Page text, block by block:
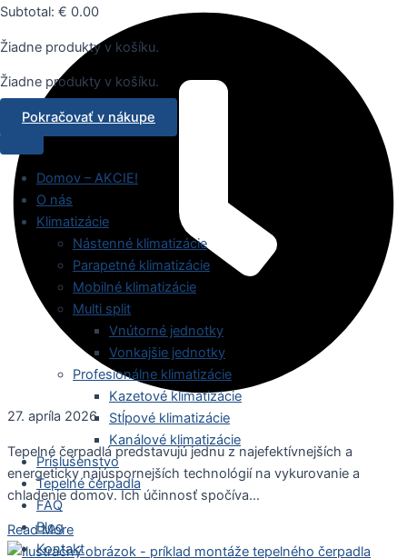
Subtotal: € 0.00
Žiadne produkty v košíku.
Žiadne produkty v košíku.
Pokračovať v nákupe
Domov – AKCIE!
O nás
Klimatizácie
Nástenné klimatizácie
Parapetné klimatizácie
Mobilné klimatizácie
Multi split
Vnútorné jednotky
Vonkajšie jednotky
Profesionálne klimatizácie
Kazetové klimatizácie
Stĺpové klimatizácie
Kanálové klimatizácie
Príslušenstvo
Tepelné čerpadla
FAQ
Blog
Kontakt
27. apríla 2026
Tepelné čerpadlá predstavujú jednu z najefektívnejších a
energeticky najúspornejších technológií na vykurovanie a
chladenie domov. Ich účinnosť spočíva...
Read More